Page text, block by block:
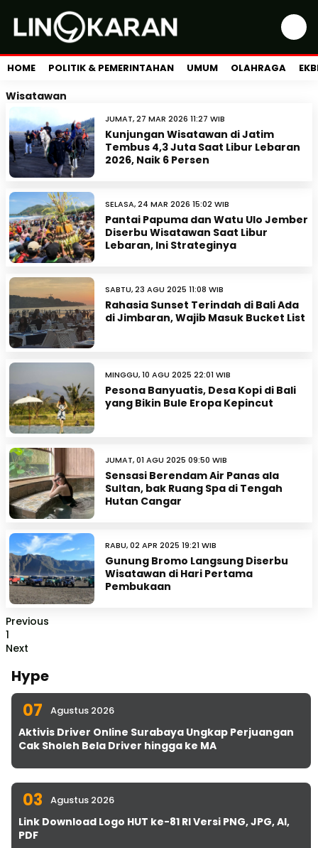
HOME POLITIK & PEMERINTAHAN UMUM OLAHRAGA
Wisatawan
JUMAT, 27 MAR 2026 11:27 WIB
Kunjungan Wisatawan di Jatim
Tembus 4,3 Juta Saat Libur Lebaran
2026, Naik 6 Persen
SELASA, 24 MAR 2026 15:02 WIB
Pantai Papuma dan Watu Ulo Jember
Diserbu Wisatawan Saat Libur
Lebaran, Ini Strateginya
SABTU, 23 AGU 2025 11:08 WIB
Rahasia Sunset Terindah di Bali Ada
di Jimbaran, Wajib Masuk Bucket List
MINGGU, 10 AGU 2025 22:01 WIB
Pesona Banyuatis, Desa Kopi di Bali
yang Bikin Bule Eropa Kepincut
JUMAT, 01 AGU 2025 09:50 WIB
Sensasi Berendam Air Panas ala
Sultan, bak Ruang Spa di Tengah
Hutan Cangar
RABU, 02 APR 2025 19:21 WIB
Gunung Bromo Langsung Diserbu
Wisatawan di Hari Pertama
Pembukaan
Previous
1
Next
Hype
07 Agustus 2026
Aktivis Driver Online Surabaya Ungkap Perjuangan
Cak Sholeh Bela Driver hingga ke MA
03 Agustus 2026
Link Download Logo HUT ke-81 RI Versi PNG, JPG, AI,
PDF